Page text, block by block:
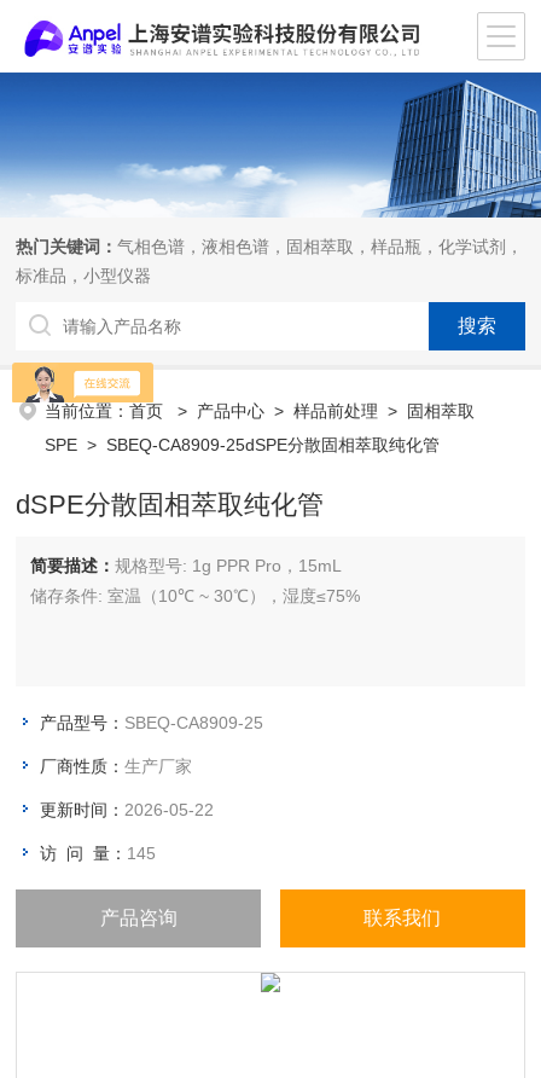
热门关键词：气相色谱，液相色谱，固相萃取，样品瓶，化学试剂，
标准品，小型仪器
当前位置：首页 > 产品中心 >样品前处理 > 固相萃取
SPE > SBEQ-CA8909-25dSPE分散固相萃取纯化管
dSPE分散固相萃取纯化管
简要描述：规格型号: 1g PPR Pro，15mL
储存条件: 室温（10℃ ~ 30℃），湿度≤75%
产品型号： SBEQ-CA8909-25
厂商性质：生产厂家
更新时间： 2026-05-22
访 问 量： 145
产品咨询 联系我们